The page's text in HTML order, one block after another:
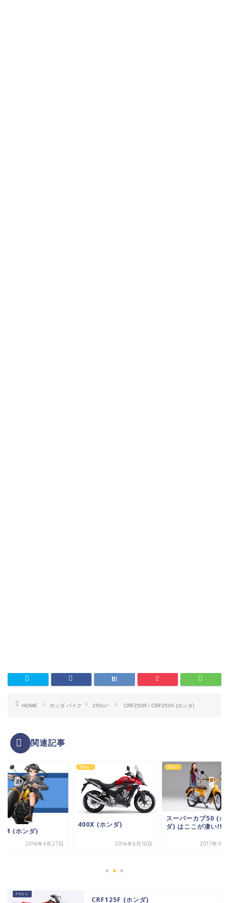
HOME ホンダ バイク 250cc~ CRF250R / CRF250X (ホンダ)
関連記事
(ホンダ)
2016年4月27日
250cc~
400X (ホンダ)
2016年6月10日
50cc~
スーパーカブ50 (ホ
ダ) はここが凄い!!
2017年10
CRF125F (ホンダ)